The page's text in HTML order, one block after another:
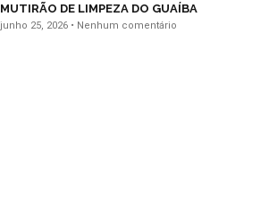
MUTIRÃO DE LIMPEZA DO GUAÍBA
junho 25, 2026 Nenhum comentário